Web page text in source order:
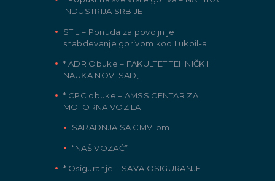
INDUSTRIJA SRBIJE
STIL – Ponuda za povoljnije
snabdevanje gorivom kod Lukoil-a
* ADR Obuke – FAKULTET TEHNIČKIH
NAUKA NOVI SAD,
* CPC obuke – AMSS CENTAR ZA
MOTORNA VOZILA
SARADNJA SA CMV-om
“NAŠ VOZAČ”
* Osiguranje – SAVA OSIGURANJE